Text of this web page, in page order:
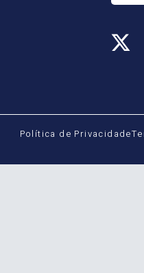
Política de Privacidade